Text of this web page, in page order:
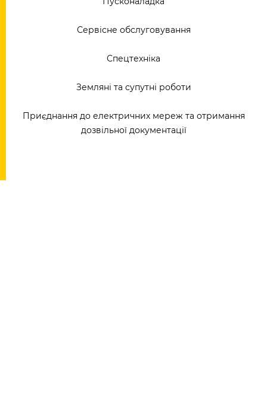
Сервісне обслуговування
Спецтехніка
Земляні та супутні роботи
Приєднання до електричних мереж та отримання
дозвільної документації